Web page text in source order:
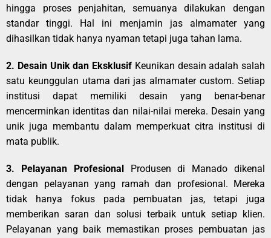
hingga proses penjahitan, semuanya dilakukan dengan
standar tinggi. Hal ini menjamin jas almamater yang
dihasilkan tidak hanya nyaman tetapi juga tahan lama.
2. Desain Unik dan Eksklusif Keunikan desain adalah salah
satu keunggulan utama dari jas almamater custom. Setiap
institusi dapat memiliki desain yang benar-benar
mencerminkan identitas dan nilai-nilai mereka. Desain yang
unik juga membantu dalam memperkuat citra institusi di
mata publik.
3. Pelayanan Profesional
Produsen di Manado dikenal
dengan pelayanan yang ramah dan profesional. Mereka
tidak hanya fokus pada pembuatan jas, tetapi juga
memberikan saran dan solusi terbaik untuk setiap klien.
Pelayanan yang baik memastikan proses pembuatan jas